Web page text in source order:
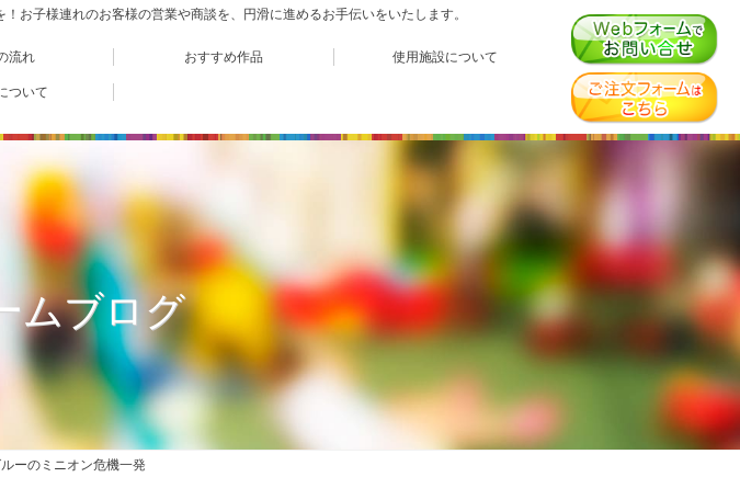
お子様連れのお客様の営業や商談を、円滑に進めるお手伝いをいたします。
流れ おすすめ作品 使用施設について
ついて
ムブログ
ーのミニオン危機一発